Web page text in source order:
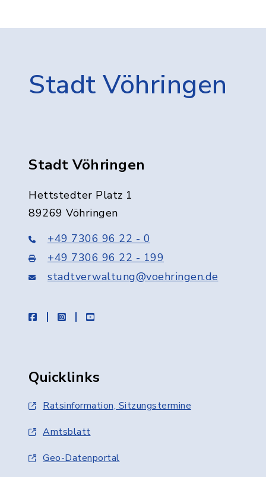
Stadt Vöhringen
Stadt Vöhringen
Hettstedter Platz 1
89269 Vöhringen
+49 7306 96 22 - 0
+49 7306 96 22 - 199
stadtverwaltung@voehringen.de
facebookinstagramyoutube
Quicklinks
Ratsinformation, Sitzungstermine
Amtsblatt
Geo-Datenportal